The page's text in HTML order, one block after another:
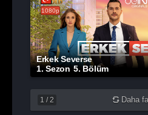
1080p
Erkek Severse
1. Sezon 5. Bölüm
1 / 2 Daha